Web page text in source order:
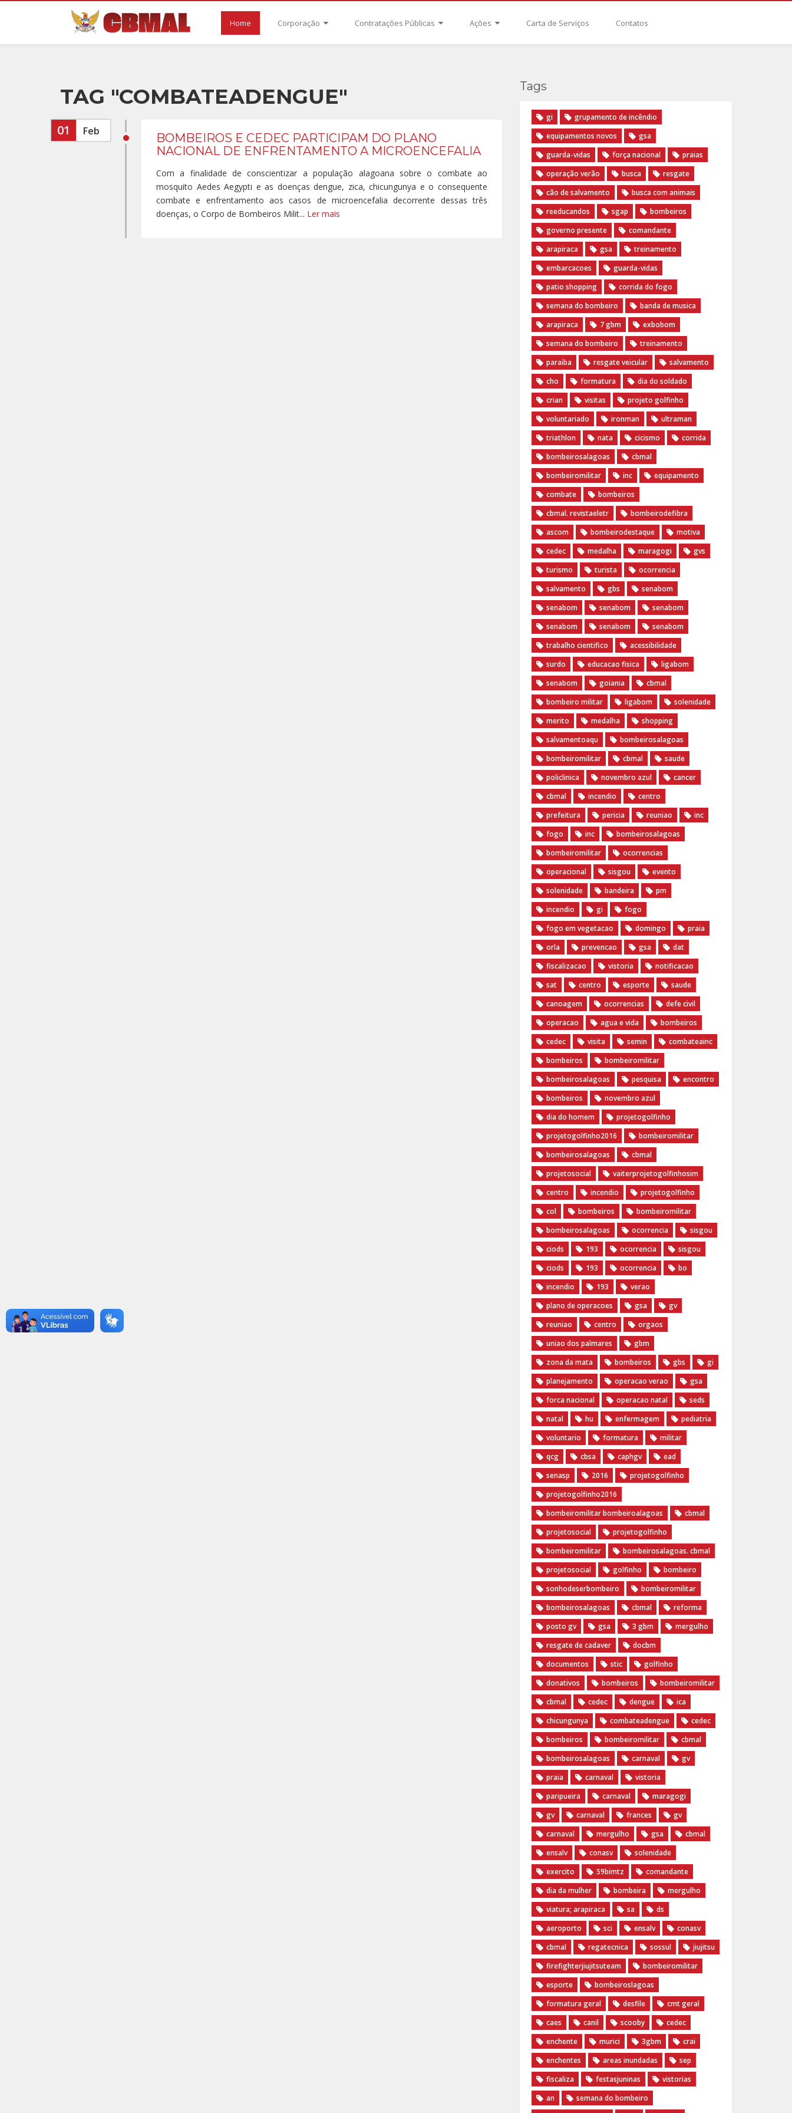
Home Corporação Contratações Públicas Ações Carta de Serviços Contatos
TAG "COMBATEADENGUE"
01 Feb
BOMBEIROS E CEDEC PARTICIPAM DO PLANO
NACIONAL DE ENFRENTAMENTO A MICROENCEFALIA
Com a finalidade de conscientizar a população alagoana sobre o combate ao
mosquito Aedes Aegypti e as doenças dengue, zica, chicungunya e o consequente
combate e enfrentamento aos casos de microencefalia decorrente dessas três
doenças, o Corpo de Bombeiros Milit... Ler mais
Tags
gi
grupamento de incêndio
equipamentos novos
gsa
guarda-vidas
força nacional
praias
operação verão
busca
resgate
cão de salvamento
busca com animais
reeducandos
sgap
bombeiros
governo presente
comandante
arapiraca
gsa
treinamento
embarcacoes
guarda-vidas
patio shopping
corrida do fogo
semana do bombeiro
banda de musica
arapiraca
7 gbm
exbobom
semana do bombeiro
treinamento
paraiba
resgate veicular
salvamento
cho
formatura
dia do soldado
crian
visitas
projeto golfinho
voluntariado
ironman
ultraman
triathlon
nata cicismo
corrida
bombeirosalagoas
cbmal
bombeiromilitar
inc
equipamento
combate
bombeiros
cbmal. revistaeletr
bombeirodefibra
ascom
bombeirodestaque
motiva
cedec
medalha maragogi
gvs
turismo
turista
ocorrencia
salvamento
gbs
senabom
senabom
senabom
senabom
senabom
senabom
senabom
trabalho cientifico
acessibilidade
surdo
educacao fisica
ligabom
senabom
goiania
cbmal
bombeiro militar
ligabom
solenidade
merito
medalha
shopping
salvamentoaqu
bombeirosalagoas
bombeiromilitar
cbmal
saude
policlinica
novembro azul
cancer
cbmal
incendio
centro
prefeitura
pericia reuniao
inc
fogo
inc
bombeirosalagoas
bombeiromilitar
ocorrencias
operacional
sisgou
evento
solenidade
bandeira
pm
incendio
gi
fogo
fogo em vegetacao
domingo
praia
orla
prevencao gsa
dat
fiscalizacao
vistoria
notificacao
sat
centro esporte
saude
canoagem
ocorrencias
defe civil
operacao
agua e vida
bombeiros
cedec
visita semin
combateainc
bombeiros
bombeiromilitar
bombeirosalagoas
pesquisa
encontro
bombeiros
novembro azul
dia do homem
‪projetogolfinho‬
‎projetogolfinho2016
‎bombeiromilitar‬
‎bombeirosalagoas‬
‎cbmal‬
‎projetosocial‬‪
vaiterprojetogolfinhosim‬
centro
incendio
projetogolfinho
col
bombeiros
bombeiromilitar
bombeirosalagoas
ocorrencia
sisgou
ciods
193 ocorrencia
sisgou
ciods
193 ocorrencia
bo
incendio
193
verao
plano de operacoes
gsa
gv
reuniao
centro
orgaos
uniao dos palmares
gbm
zona da mata
bombeiros gbs
gi
planejamento
operacao verao
gsa
forca nacional
operacao natal
seds
natal
hu enfermagem
pediatria
voluntario
formatura
militar
qcg
cbsa caphgv
ead
senasp
2016
projetogolfinho
projetogolfinho2016
bombeiromilitar bombeiroalagoas
cbmal
projetosocial
projetogolfinho
bombeiromilitar
bombeirosalagoas. cbmal
projetosocial
golfinho
bombeiro
sonhodeserbombeiro
bombeiromilitar
bombeirosalagoas
cbmal
reforma
posto gv
gsa 3 gbm
mergulho
resgate de cadaver
docbm
documentos
stic
golfinho
donativos
bombeiros
bombeiromilitar
cbmal
cedec dengue
ica
chicungunya
combateadengue
cedec
bombeiros
bombeiromilitar
cbmal
bombeirosalagoas
carnaval
gv
praia
carnaval
vistoria
paripueira
carnaval
maragogi
gv
carnaval frances
gv
carnaval
mergulho gsa
cbmal
ensalv
conasv
solenidade
exercito
59bimtz
comandante
dia da mulher
bombeira
mergulho
viatura; arapiraca
sa
ds
aeroporto
sci ensalv
conasv
cbmal
regatecnica sossul
jiujitsu
firefighterjiujitsuteam
bombeiromilitar
esporte
bombeiroslagoas
formatura geral
desfile
cmt geral
caes
canil scooby
cedec
enchente
murici 3gbm
crai
enchentes
areas inundadas
sep
fiscaliza
festasjuninas
vistorias
an
semana do bombeiro